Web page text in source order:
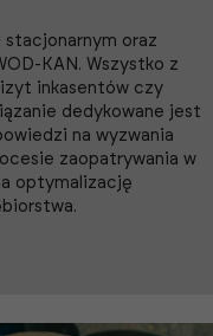
oraz
KAN. Wszystko z
inkasentów czy
dedykowane jest
na wyzwania
zaopatrywania w
optymalizację